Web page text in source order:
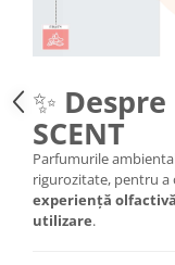
✨ Despre
SCENT
Parfumurile
rigurozitate, pentru a
experiență
utilizare.